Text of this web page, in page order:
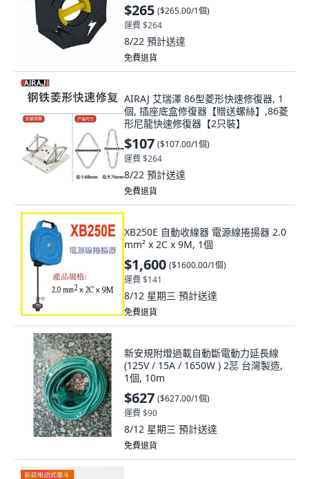
$265 ($265.00/1個)
運費 $264
8/22 預計送達
免費退貨
AIRAJ 艾瑞澤 86型菱形快速修復器, 1
個, 插座底盒修復器【贈送螺絲】,86菱
形尼龍快速修復器【2只裝】
$107 ($107.00/1個)
運費 $264
8/22 預計送達
免費退貨
XB250E 自動收線器 電源線捲揚器 2.0
mm² x 2C x 9M, 1個
$1,600 ($1600.00/1個)
運費 $141
8/12 星期三 預計送達
免費退貨
新安規附燈過載自動斷電動力延長線
(125V / 15A / 1650W ) 2蕊 台灣製造,
1個, 10m
$627 ($627.00/1個)
運費 $90
8/12 星期三 預計送達
免費退貨